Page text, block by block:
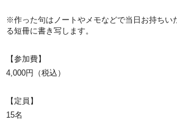
※作った句はノートやメモなどで当日お持ちい
る短冊に書き写します。
【参加費】
4,000円（税込）
【定員】
15名